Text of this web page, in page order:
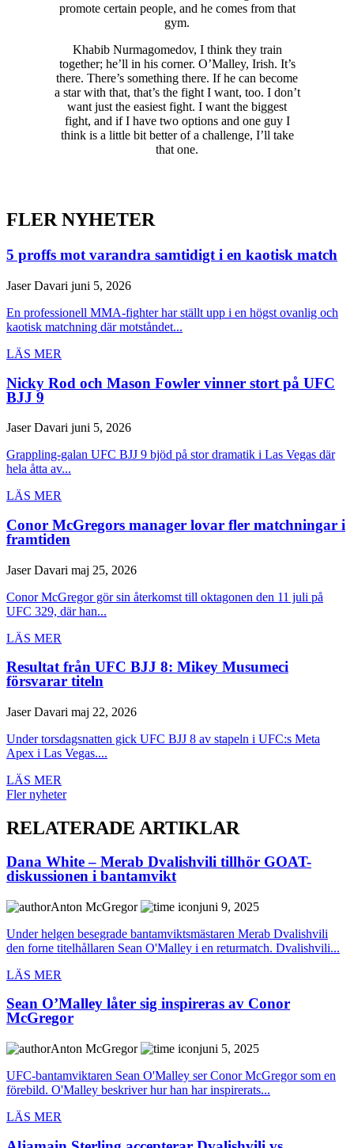
promote certain people, and he comes from that
gym.
Khabib Nurmagomedov, I think they train
together; he’ll in his corner. O’Malley, Irish. It’s
there. There’s something there. If he can become
a star with that, that’s the fight I want, too. I don’t
want just the easiest fight. I want the biggest
fight, and if I have two options and one guy I
think is a little bit better of a challenge, I’ll take
that one.
FLER NYHETER
5 proffs mot varandra samtidigt i en kaotisk match
Jaser Davari juni 5, 2026
En professionell MMA-fighter har ställt upp i en högst ovanlig och
kaotisk matchning där motståndet...
LÄS MER
Nicky Rod och Mason Fowler vinner stort på UFC
BJJ 9
Jaser Davari juni 5, 2026
Grappling-galan UFC BJJ 9 bjöd på stor dramatik i Las Vegas där
hela åtta av...
LÄS MER
Conor McGregors manager lovar fler matchningar i
framtiden
Jaser Davari maj 25, 2026
Conor McGregor gör sin återkomst till oktagonen den 11 juli på
UFC 329, där han...
LÄS MER
Resultat från UFC BJJ 8: Mikey Musumeci
försvarar titeln
Jaser Davari maj 22, 2026
Under torsdagsnatten gick UFC BJJ 8 av stapeln i UFC:s Meta
Apex i Las Vegas....
LÄS MER
Fler nyheter
RELATERADE ARTIKLAR
Dana White – Merab Dvalishvili tillhör GOAT-
diskussionen i bantamvikt
Anton McGregor
juni 9, 2025
Under helgen besegrade bantamviktsmästaren Merab Dvalishvili
den forne titelhållaren Sean O'Malley i en returmatch. Dvalishvili...
LÄS MER
Sean O’Malley låter sig inspireras av Conor
McGregor
Anton McGregor
juni 5, 2025
UFC-bantamviktaren Sean O'Malley ser Conor McGregor som en
förebild. O'Malley beskriver hur han har inspirerats...
LÄS MER